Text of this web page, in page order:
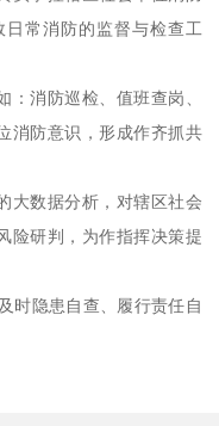
常消防的监督与检查工
消防巡检、值班查岗、
消防意识，形成作齐抓共
大数据分析，对辖区社会
险研判，为作指挥决策提
时隐患自查、履行责任自